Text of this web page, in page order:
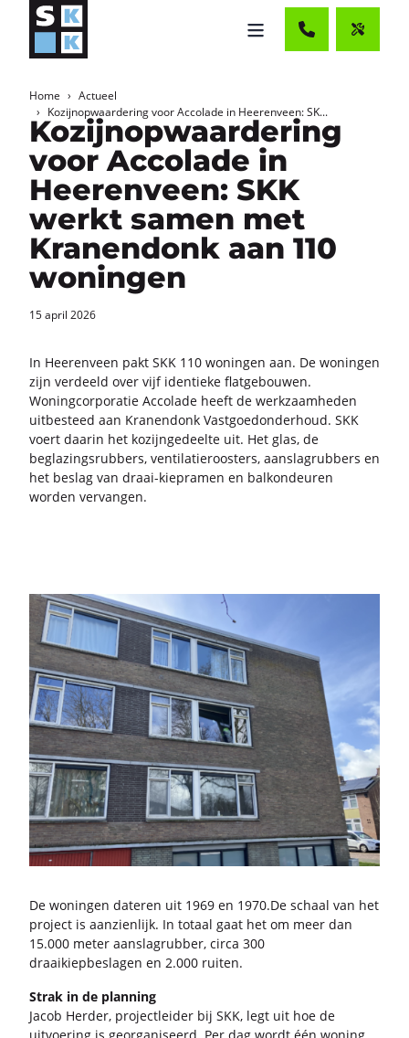
Home
Actueel
Kozijnopwaardering voor Accolade in Heerenveen: SK...
Kozijnopwaardering
voor Accolade in
Heerenveen: SKK
werkt samen met
Kranendonk aan 110
woningen
15 april 2026
In Hee­ren­veen pakt SKK 110 wo­nin­gen aan. De wo­nin­gen
zijn ver­deeld over vijf iden­tie­ke flat­ge­bou­wen.
Wo­ning­cor­po­ra­tie Ac­co­la­de heeft de werk­zaam­he­den
uit­be­steed aan Kra­nen­donk Vast­goed­on­der­houd. SKK
voert daar­in het ko­zijn­ge­deel­te uit. Het glas, de
be­gla­zings­rub­bers, ven­ti­la­tie­roos­ters, aan­slag­rub­bers en
het be­slag van draai-​kiepramen en bal­kon­deu­ren
wor­den ver­van­gen.
De wo­nin­gen da­te­ren uit 1969 en 1970.De schaal van het
pro­ject is aan­zien­lijk. In to­taal gaat het om meer dan
15.000 meter aan­slag­rub­ber, circa 300
draai­kiep­be­sla­gen en 2.000 rui­ten.
Strak in de plan­ning
Jacob Her­der, pro­ject­lei­der bij SKK, legt uit hoe de